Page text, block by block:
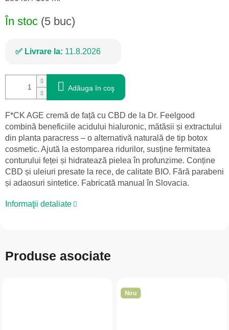
În stoc (5 buc)
Livrare la: 11.8.2026
Adăuga în coş
F*CK AGE cremă de față cu CBD de la Dr. Feelgood
combină beneficiile acidului hialuronic, mătăsii și extractului
din planta paracress – o alternativă naturală de tip botox
cosmetic. Ajută la estomparea ridurilor, susține fermitatea
conturului feței și hidratează pielea în profunzime. Conține
CBD și uleiuri presate la rece, de calitate BIO. Fără parabeni
și adaosuri sintetice. Fabricată manual în Slovacia.
Informaţii detaliate
Produse asociate
Nou